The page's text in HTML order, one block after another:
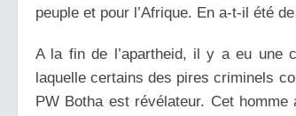
peuple et pour l’Afrique. En a-t-il été
A la fin de l’apartheid, il y a eu une
laquelle certains des pires criminels
PW Botha est révélateur. Cet